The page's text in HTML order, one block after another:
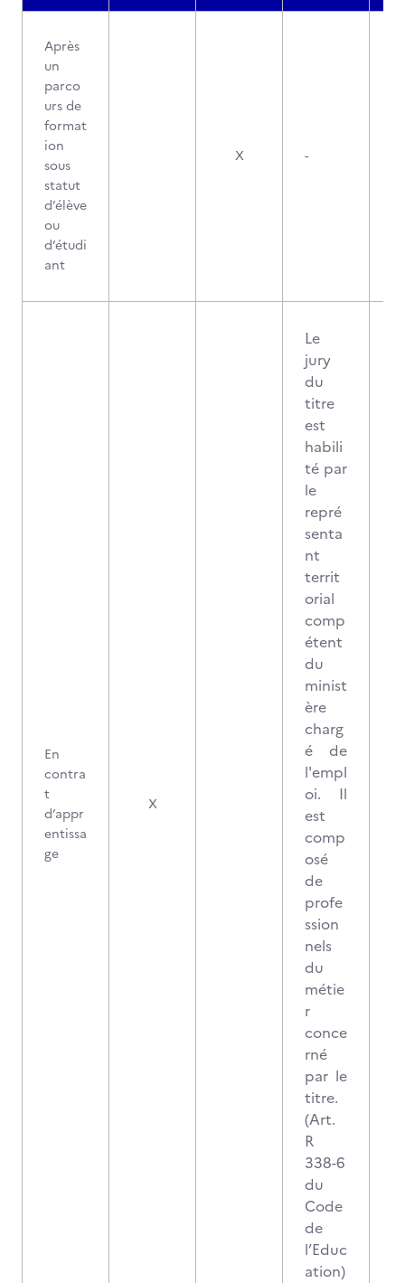
Après
un
parco
urs de
format
ion
sous
statut
d’élève
ou
d’étudi
ant
X -
En
contra
t
d’appr
entissa
ge
X
Le
jury
du
titre
est
habili
té par
le
repré
senta
nt
territ
orial
comp
étent
du
minist
ère
charg
é de
l'empl
oi. Il
est
comp
osé
de
profe
ssion
nels
du
métie
r
conce
rné
par le
titre.
(Art.
R
338-6
du
Code
de
l’Educ
ation)